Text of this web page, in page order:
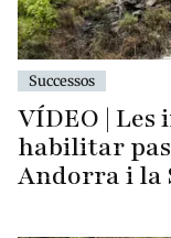
Successos
VÍDEO |
habilitar
Andorra i la